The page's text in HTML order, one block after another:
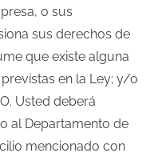
o sus
sus derechos de
que existe alguna
en la Ley; y/o
Usted deberá
al Departamento de
mencionado con